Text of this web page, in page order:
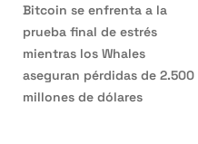
Bitcoin se enfrenta a la
prueba final de estrés
mientras los Whales
aseguran pérdidas de 2.500
millones de dólares